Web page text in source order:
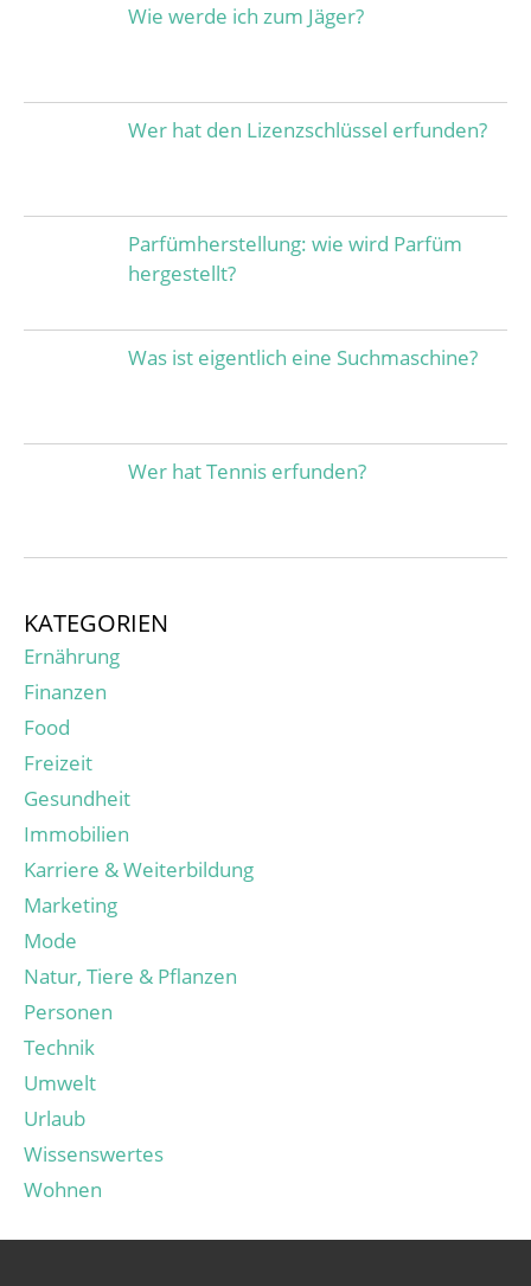
Wie werde ich zum Jäger?
Wer hat den Lizenzschlüssel erfunden?
Parfümherstellung: wie wird Parfüm
hergestellt?
Was ist eigentlich eine Suchmaschine?
Wer hat Tennis erfunden?
KATEGORIEN
Ernährung
Finanzen
Food
Freizeit
Gesundheit
Immobilien
Karriere & Weiterbildung
Marketing
Mode
Natur, Tiere & Pflanzen
Personen
Technik
Umwelt
Urlaub
Wissenswertes
Wohnen